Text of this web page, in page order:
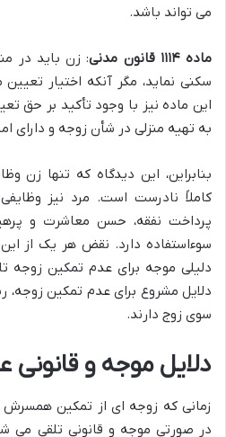
می تواند باشد.
ماده ۱۱۱۴ قانون مدنی
: زن باید در
سکنی نماید، مگر آنکه اختیار
این ماده نیز با وجود تأکید بر حق
به تهیه منزلی در شأن زوجه و دارای
بنابراین، این دیدگاه که تنها زن
کاملاً نادرست است. مرد نیز
پرداخت نفقه، حسن معاشرت و
سوءاستفاده دارد. نقض هر یک از
دلیلی موجه برای عدم تمکین زوجه
دلایل مشروع برای عدم تمکین
سوی زوج دارند.
دلایل موجه و
زمانی که زوجه ای از تمکین همسرش
در صورتی موجه و قانونی تلقی می